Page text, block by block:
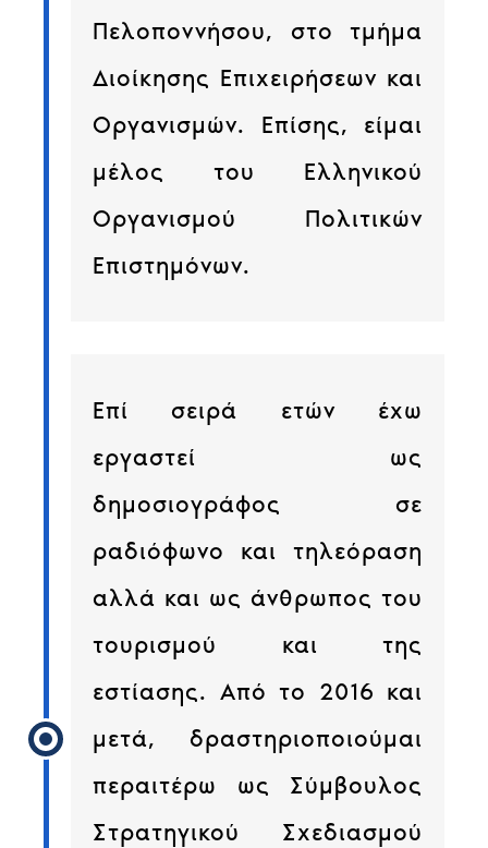
Πελοποννήσου, στο τμήμα
Διοίκησης Επιχειρήσεων και
Οργανισμών. Επίσης, είμαι
μέλος του Ελληνικού
Οργανισμού Πολιτικών
Επιστημόνων.
Επί σειρά ετών έχω
εργαστεί ως
δημοσιογράφος σε
ραδιόφωνο και τηλεόραση
αλλά και ως άνθρωπος του
τουρισμού και της
εστίασης. Από το 2016 και
μετά, δραστηριοποιούμαι
περαιτέρω ως Σύμβουλος
Στρατηγικού Σχεδιασμού